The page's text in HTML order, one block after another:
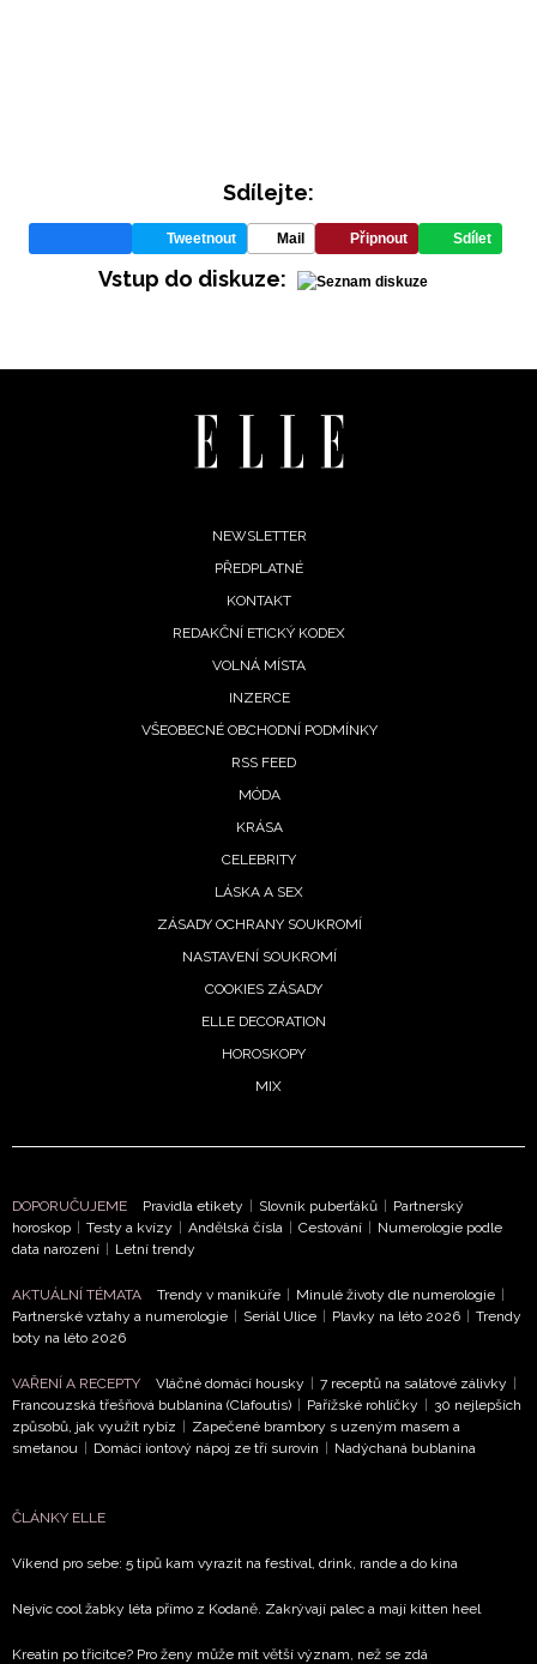
Přihlášením k newsletteru souhlasíte s
potvrzujete, že jste se seznámili seZásadami ochrany
soukromí- BurdaMedia Extra s.r.o. bude s Vašimi údaji
novinek.
Chcete navíc dostávat i další zajímavé a exkluzivní informace
zaškrtněte toto pole.
Sdílejte:
Tweetnout Mail Připnout Sdílet
Vstup do diskuze:
NEWSLETTER
PŘEDPLATNÉ
KONTAKT
REDAKČNÍ ETICKÝ KODEX
VOLNÁ MÍSTA
INZERCE
VŠEOBECNÉ OBCHODNÍ PODMÍNKY
RSS FEED
MÓDA
KRÁSA
CELEBRITY
LÁSKA A SEX
ZÁSADY OCHRANY SOUKROMÍ
NASTAVENÍ SOUKROMÍ
COOKIES ZÁSADY
ELLE DECORATION
HOROSKOPY
MIX
DOPORUČUJEME Pravidla etikety | Slovník puberťáků | Partnerský
horoskop | Testy a kvízy | Andělská čísla | Cestování | Numerologie podle
data narození | Letní trendy
AKTUÁLNÍ TÉMATA Trendy v manikúře | Minulé životy dle numerologie |
Partnerské vztahy a numerologie | Seriál Ulice | Plavky na léto 2026 | Trendy
boty na léto 2026
VAŘENÍ A RECEPTY Vláčné domácí housky | 7 receptů na salátové zálivky |
Francouzská třešňová bublanina (Clafoutis) | Pařížské rohlíčky | 30 nejlepších
způsobů, jak využít rybíz | Zapečené brambory s uzeným masem a
smetanou | Domácí iontový nápoj ze tří surovin | Nadýchaná bublanina
ČLÁNKY ELLE
Víkend pro sebe: 5 tipů kam vyrazit na festival, drink, rande a do kina
Nejvíc cool žabky léta přímo z Kodaně. Zakrývají palec a mají kitten heel
Kreatin po třicítce? Pro ženy může mít větší význam, než se zdá